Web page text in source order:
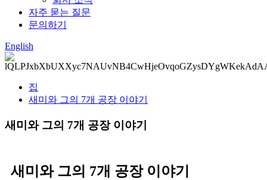
자주 묻는 질문
문의하기
English
집
새미와 그의 7개 공장 이야기
새미와 그의 7개 공장 이야기
새미와 그의 7개 공장 이야기